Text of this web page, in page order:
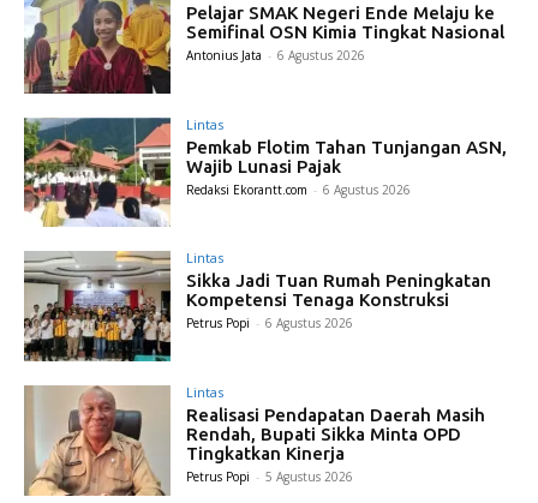
Pelajar SMAK Negeri Ende Melaju ke
Semifinal OSN Kimia Tingkat Nasional
Antonius Jata - 6 Agustus 2026
Lintas
Pemkab Flotim Tahan Tunjangan ASN,
Wajib Lunasi Pajak
Redaksi Ekorantt.com - 6 Agustus 2026
Lintas
Sikka Jadi Tuan Rumah Peningkatan
Kompetensi Tenaga Konstruksi
Petrus Popi - 6 Agustus 2026
Lintas
Realisasi Pendapatan Daerah Masih
Rendah, Bupati Sikka Minta OPD
Tingkatkan Kinerja
Petrus Popi - 5 Agustus 2026